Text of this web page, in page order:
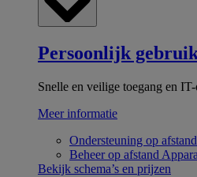
Persoonlijk
Snelle en veilige toegang en
Meer informatie
Ondersteuning op afstand
Beheer op afstand
Bekijk schema’s en prijzen